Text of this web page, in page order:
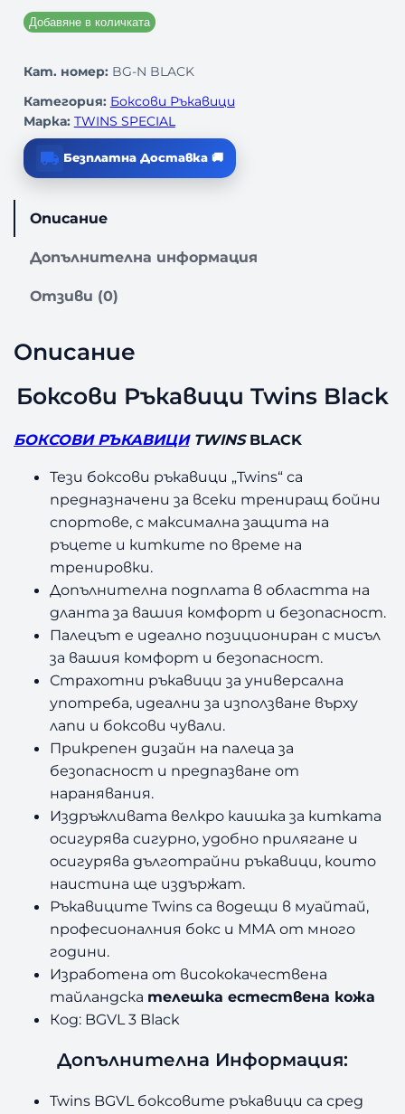
Добавяне в количката
Кат. номер: BG-N BLACK
Категория: Боксови Ръкавици
Марка: TWINS SPECIAL
Безплатна Доставка 🚚
Описание
Допълнителна информация
Отзиви (0)
Описание
Боксови Ръкавици Twins Black
БОКСОВИ РЪКАВИЦИTWINSBLACK
Тези боксови ръкавици „Twins“ са
предназначени за всеки трениращ бойни
спортове, с максимална защита на
ръцете и китките по време на
тренировки.
Допълнителна подплата в областта на
дланта за вашия комфорт и безопасност.
Палецът е идеално позициониран с мисъл
за вашия комфорт и безопасност.
Страхотни ръкавици за универсална
употреба, идеални за използване върху
лапи и боксови чували.
Прикрепен дизайн на палеца за
безопасност и предпазване от
наранявания.
Издръжливата велкро каишка за китката
осигурява сигурно, удобно прилягане и
осигурява дълготрайни ръкавици, които
наистина ще издържат.
Ръкавиците Twins са водещи в муайтай,
професионалния бокс и ММА от много
години.
Изработена от висококачествена
тайландска телешка естествена кожа
Код: BGVL 3 Black
Допълнителна Информация:
Twins BGVL боксовите ръкавици са сред